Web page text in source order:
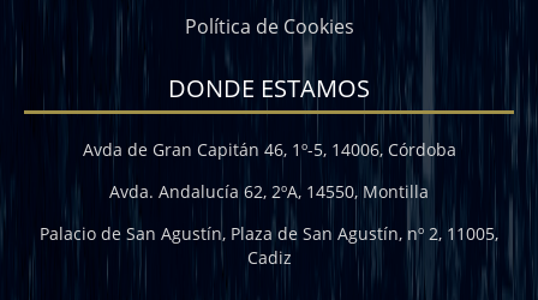
Política de Cookies
DONDE ESTAMOS
Avda de Gran Capitán 46, 1º-5, 14006, Córdoba
Avda. Andalucía 62, 2ºA, 14550, Montilla
Palacio de San Agustín, Plaza de San Agustín, nº 2, 11005,
Cadiz